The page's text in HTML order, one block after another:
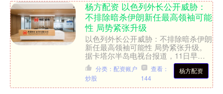
杨方配资 以色列外长公开威胁：
不排除暗杀伊朗新任最高领袖可能
性 局势紧张升级
以色列外长公开威胁：不排除暗杀伊朗
新任最高领袖可能性 局势紧张升级。
据卡塔尔半岛电视台报道，11日早些
时候，以色列空袭了伊朗首都德黑兰的
一座银行大楼，造成1人死....杨方配资
分类：配资账户
炒股
查看：
144